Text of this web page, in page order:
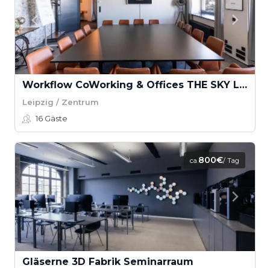
Workflow CoWorking & Offices THE SKY LOUNGE
Leipzig / Zentrum
16 Gäste
ca.800€/ Tag
Gläserne 3D Fabrik Seminarraum